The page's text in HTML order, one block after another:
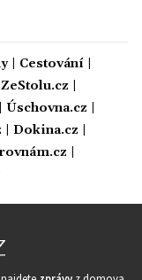
| Cestování|
ZeStolu.cz
Úschovna.cz
Dokina.cz